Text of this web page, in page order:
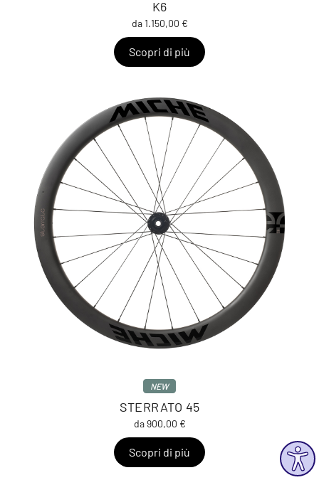
K6
da 1.150,00 €
Scopri di più
NEW
STERRATO 45
da 900,00 €
Scopri di più